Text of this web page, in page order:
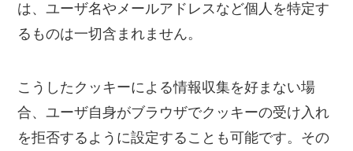
は、ユーザ名やメールアドレスなど個人を特定す
るものは一切含まれません。
こうしたクッキーによる情報収集を好まない場
合、ユーザ自身がブラウザでクッキーの受け入れ
を拒否するように設定することも可能です。その